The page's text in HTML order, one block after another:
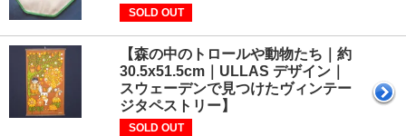
SOLD OUT
【森の中のトロールや動物たち｜約
30.5x51.5cm｜ULLAS デザイン｜
スウェーデンで見つけたヴィンテー
ジタペストリー】
SOLD OUT